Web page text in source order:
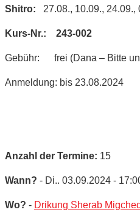
Shitro:
27.08., 10.09., 24.09.,
Kurs-Nr.: 243-002
Gebühr: frei (Dana – Bitte
Anmeldung: bis 23.08.2024
Anzahl der Termine: 15
Wann? - Di.. 03.09.2024 -
Wo? - Drikung Sherab